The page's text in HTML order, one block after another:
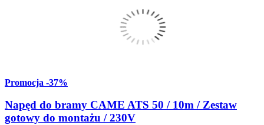
Promocja -37%
Napęd do bramy CAME ATS 50 / 10m / Zestaw
gotowy do montażu / 230V